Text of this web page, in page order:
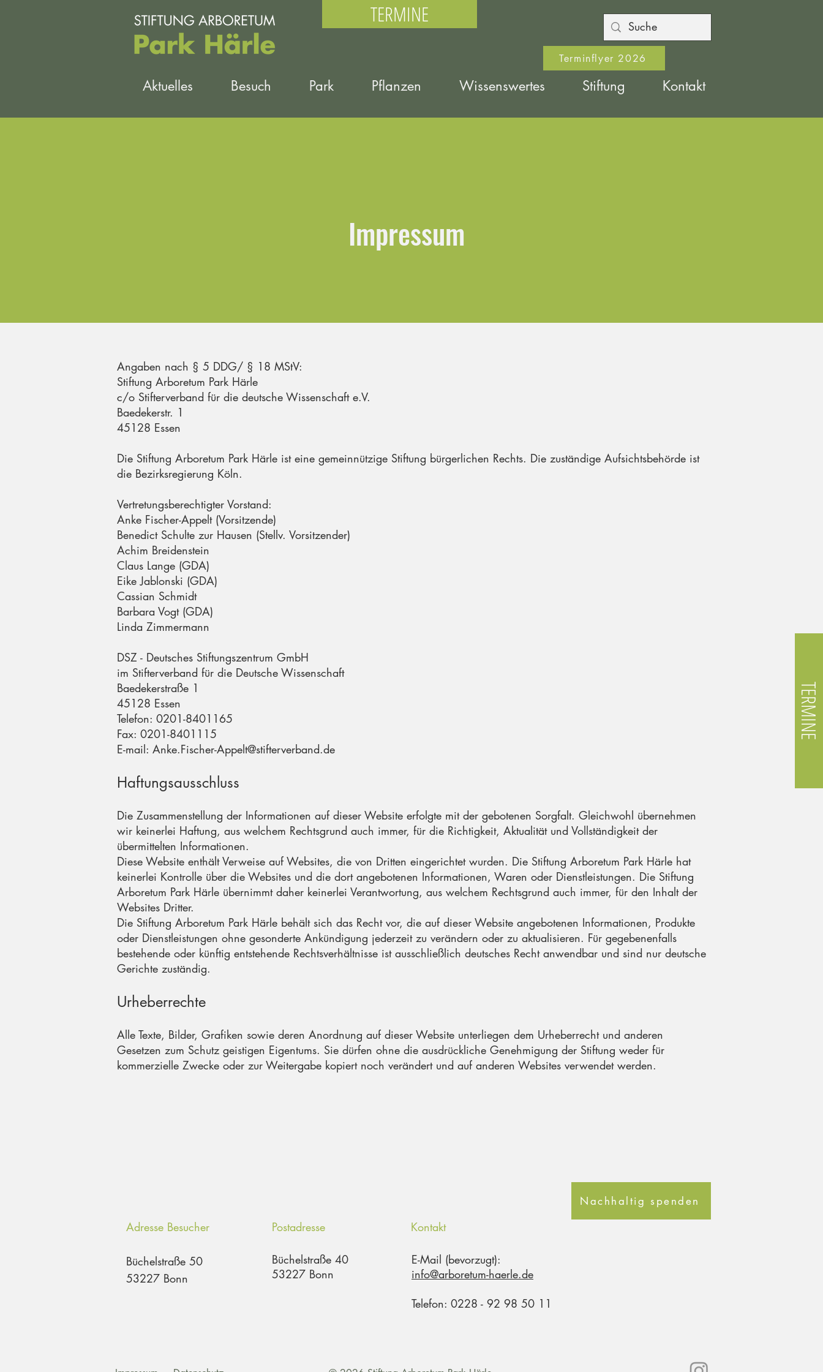
TERMINE
Terminflyer 2026
Aktuelles Besuch Park Pflanzen Wissenswertes Stiftung Kontakt
TERMINE
Impressum
Angaben nach § 5 DDG/ § 18 MStV:
Stiftung Arboretum Park Härle
c/o Stifterverband für die deutsche Wissenschaft e.V.
Baedekerstr. 1
45128 Essen
Die Stiftung Arboretum Park Härle ist eine gemeinnützige Stiftung bürgerlichen Rechts. Die zuständige Aufsichtsbehörde ist
die Bezirksregierung Köln.
Vertretungsberechtigter Vorstand:
Anke Fischer-Appelt (Vorsitzende)
Benedict Schulte zur Hausen (Stellv. Vorsitzender)
Achim Breidenstein
Claus Lange (GDA)
Eike Jablonski (GDA)
Cassian Schmidt
Barbara Vogt (GDA)
Linda Zimmermann
DSZ - Deutsches Stiftungszentrum GmbH
im Stifterverband für die Deutsche Wissenschaft
Baedekerstraße 1
45128 Essen
Telefon: 0201-8401165
Fax: 0201-8401115
E-mail: Anke.Fischer-Appelt@stifterverband.de
Haftungsausschluss
Die Zusammenstellung der Informationen auf dieser Website erfolgte mit der gebotenen Sorgfalt. Gleichwohl übernehmen
wir keinerlei Haftung, aus welchem Rechtsgrund auch immer, für die Richtigkeit, Aktualität und Vollständigkeit der
übermittelten Informationen.
Diese Website enthält Verweise auf Websites, die von Dritten eingerichtet wurden. Die Stiftung Arboretum Park Härle hat
keinerlei Kontrolle über die Websites und die dort angebotenen Informationen, Waren oder Dienstleistungen. Die Stiftung
Arboretum Park Härle übernimmt daher keinerlei Verantwortung, aus welchem Rechtsgrund auch immer, für den Inhalt der
Websites Dritter.
Die Stiftung Arboretum Park Härle behält sich das Recht vor, die auf dieser Website angebotenen Informationen, Produkte
oder Dienstleistungen ohne gesonderte Ankündigung jederzeit zu verändern oder zu aktualisieren. Für gegebenenfalls
bestehende oder künftig entstehende Rechtsverhältnisse ist ausschließlich deutsches Recht anwendbar und sind nur deutsche
Gerichte zuständig.
Urheberrechte
Alle Texte, Bilder, Grafiken sowie deren Anordnung auf dieser Website unterliegen dem Urheberrecht und anderen
Gesetzen zum Schutz geistigen Eigentums. Sie dürfen ohne die ausdrückliche Genehmigung der Stiftung weder für
kommerzielle Zwecke oder zur Weitergabe kopiert noch verändert und auf anderen Websites verwendet werden.
Adresse Besucher
Büchelstraße 50
53227 Bonn
Postadresse
Büchelstraße 40
53227 Bonn
Kontakt
E-Mail (bevorzugt):
info@arboretum-haerle.de
Telefon: 0228 - 92 98 50 11
Nachhaltig spenden